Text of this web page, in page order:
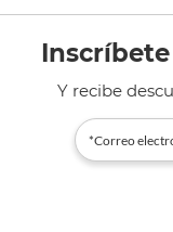
Y recibe